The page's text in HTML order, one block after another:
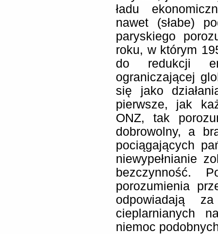
ładu
nawet (słabe)
paryskiego
roku, w którym
do redukcji
ograniczającej
się jako
pierwsze, jak
ONZ, tak
dobrowolny, a
pociągających
niewypełnianie
bezczynność.
porozumienia
odpowiadają
cieplarnianych
niemoc